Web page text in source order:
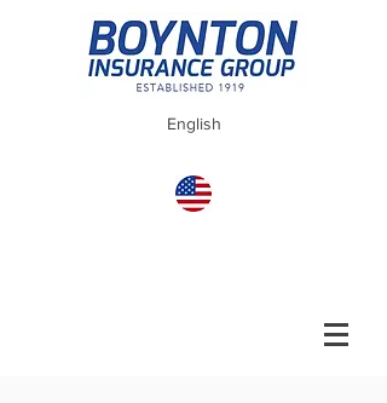
English